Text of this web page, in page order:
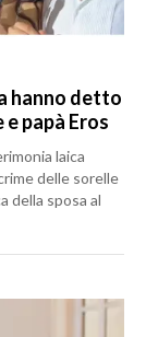
hanno detto
papà Eros
laica
delle sorelle
della sposa al